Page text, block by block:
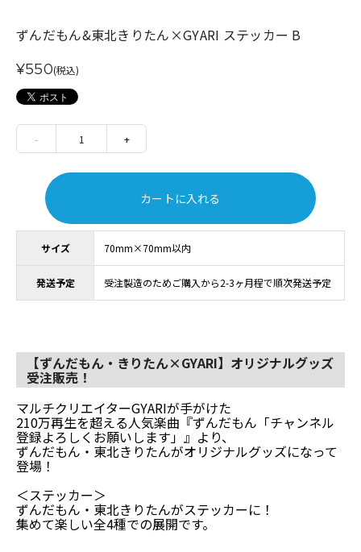
サイズ 70mm×70mm以内
発送予定 受注製造のためご購入から2-3ヶ月程で順次発送予定
ずんだもん&東北きりたん×GYARI ステッカー B
¥550(税込)
- 1 +
カートに入れる
【ずんだもん・きりたん×GYARI】オリジナルグッズ
受注販売！
マルチクリエイターGYARIが手がけた
210万再生を超える人気楽曲『ずんだもん「チャンネル
登録よろしくお願いします」』より、
ずんだもん・東北きりたんがオリジナルグッズになって
登場！
＜ステッカー＞
ずんだもん・東北きりたんがステッカーに！
集めて楽しい全4種での展開です。